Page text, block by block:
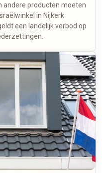
andere producten moeten
in Nijkerk
een landelijk verbod op